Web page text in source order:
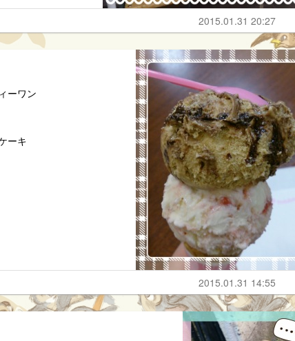
2015.01.31 20:27
ーワン
ーキ
2015.01.31 14:55